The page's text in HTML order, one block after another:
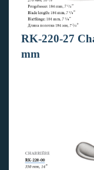
RK-220-27
mm